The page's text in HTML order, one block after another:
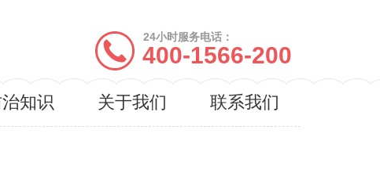
24小时服务电话：
400-1566-200
治知识 关于我们 联系我们